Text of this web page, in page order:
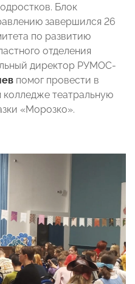
Блок
завершился 26
по развитию
отделения
директор РУМОС-
помог провести в
колледже театральную
«Морозко».